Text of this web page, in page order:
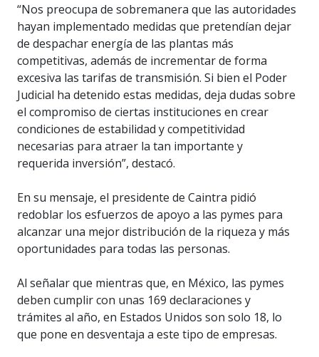
“Nos preocupa de sobremanera que las autoridades
hayan implementado medidas que pretendían dejar
de despachar energía de las plantas más
competitivas, además de incrementar de forma
excesiva las tarifas de transmisión. Si bien el Poder
Judicial ha detenido estas medidas, deja dudas sobre
el compromiso de ciertas instituciones en crear
condiciones de estabilidad y competitividad
necesarias para atraer la tan importante y
requerida inversión”, destacó.
En su mensaje, el presidente de Caintra pidió
redoblar los esfuerzos de apoyo a las pymes para
alcanzar una mejor distribución de la riqueza y más
oportunidades para todas las personas.
Al señalar que mientras que, en México, las pymes
deben cumplir con unas 169 declaraciones y
trámites al año, en Estados Unidos son solo 18, lo
que pone en desventaja a este tipo de empresas.